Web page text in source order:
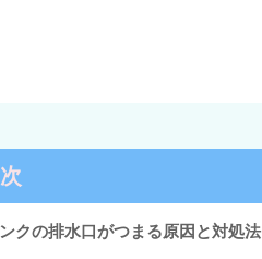
クの排水口がつまる原因と対処法